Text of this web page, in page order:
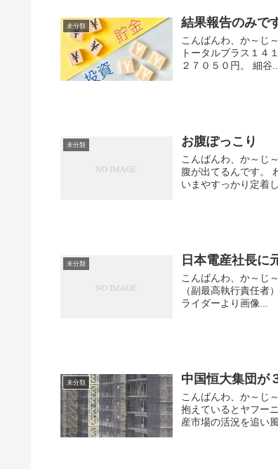
未分類 結果報告のみで
こんばんわ、か～じ
トータルプラス１４
２７０５０円。 細谷...
未分類 お腹ぽっこり
こんばんわ、か～じ
腹が出てるんです。
いまやすっかり定着
未分類 日本電産社長に
こんばんわ、か～じ
（副最高執行責任者
ライダーより画像...
未分類 中国恒大集団が
こんばんわ、か～じ
抱えているとヤフー
産市場の活況を追い